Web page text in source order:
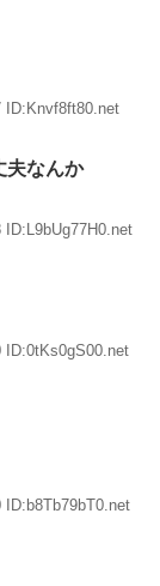
ID:Knvf8ft80.net
夫なんか
ID:L9bUg77H0.net
ID:0tKs0gS00.net
ID:b8Tb79bT0.net